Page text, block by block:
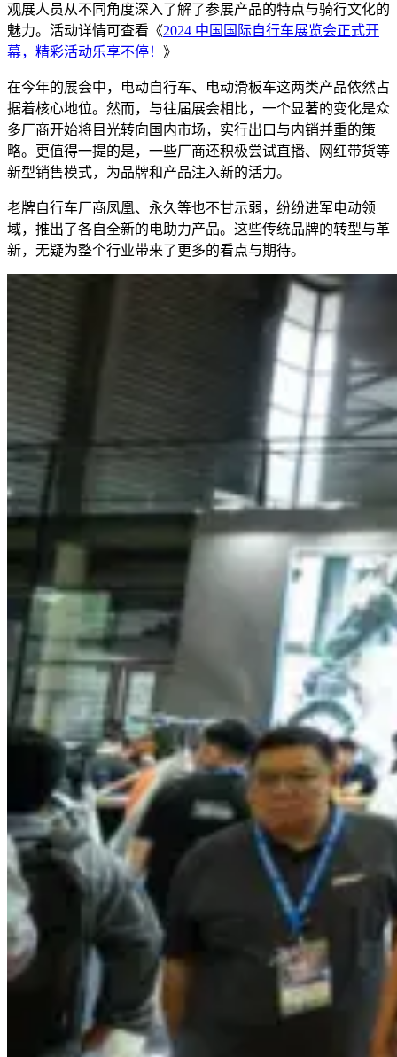
观展人员从不同角度深入了解了参展产品的特点与骑行文化的
魅力。活动详情可查看《2024 中国国际自行车展览会正式开
幕，精彩活动乐享不停！ 》
在今年的展会中，电动自行车、电动滑板车这两类产品依然占
据着核心地位。然而，与往届展会相比，一个显著的变化是众
多厂商开始将目光转向国内市场，实行出口与内销并重的策
略。更值得一提的是，一些厂商还积极尝试直播、网红带货等
新型销售模式，为品牌和产品注入新的活力。
老牌自行车厂商凤凰、永久等也不甘示弱，纷纷进军电动领
域，推出了各自全新的电助力产品。这些传统品牌的转型与革
新，无疑为整个行业带来了更多的看点与期待。